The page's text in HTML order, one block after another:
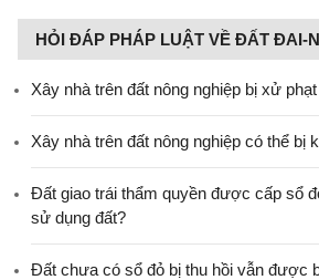
HỎI ĐÁP PHÁP LUẬT VỀ ĐẤT ĐAI-
Xây nhà trên đất nông nghiệp bị xử
Xây nhà trên đất nông nghiệp có thể bị
Đất giao trái thẩm quyền được cấp sổ
sử dụng đất?
Đất chưa có sổ đỏ bị thu hồi vẫn được